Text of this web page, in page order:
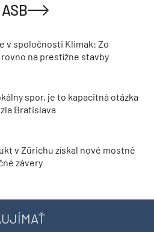
v spoločnosti Klimak: Zo
na prestížne stavby
spor, je to kapacitná otázka
Bratislava
v Zürichu získal nové mostné
závery